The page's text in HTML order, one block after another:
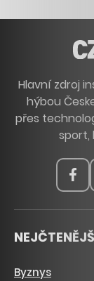
Hlavní zdroj
hýbou
přes
sport,
Byznys